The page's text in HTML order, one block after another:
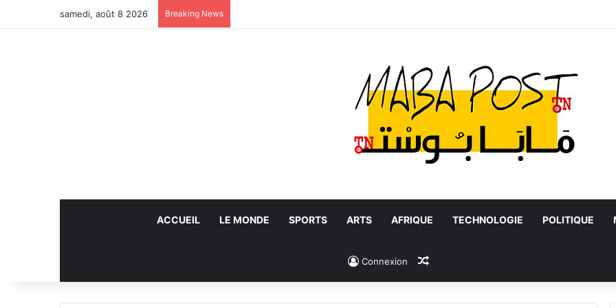
samedi, août 8 2026 Breaking News
ACCUEIL LE MONDE SPORTS ARTS AFRIQUE TECHNOLOGIE POLITIQUE
Connexion Article Aléatoire